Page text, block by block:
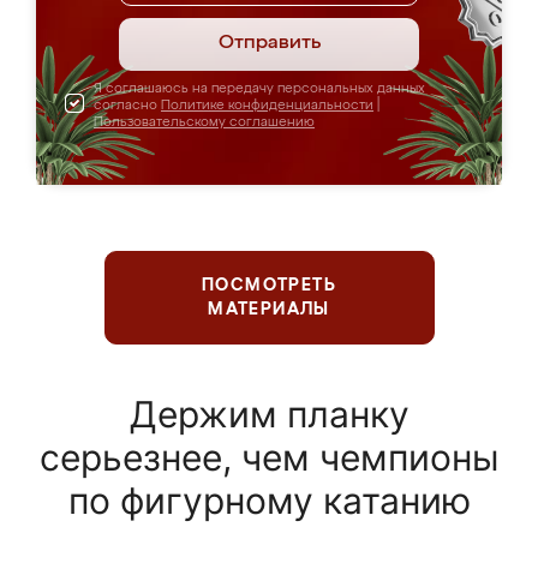
Отправить
Я соглашаюсь на передачу персональных данных
согласно Политике конфиденциальности
Пользовательскому соглашению
ПОСМОТРЕТЬ
МАТЕРИАЛЫ
Держим планку
серьезнее, чем чемпионы
по фигурному катанию